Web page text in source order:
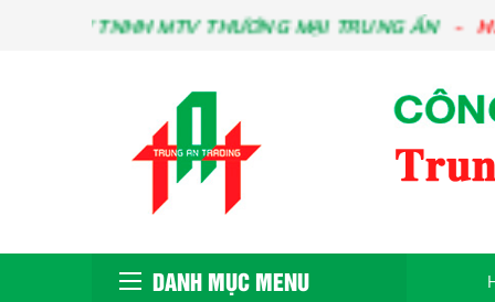
TNHH MTV THƯƠNG MẠI TRUNG ẤN HÃY CHO
DANH MỤC MENU